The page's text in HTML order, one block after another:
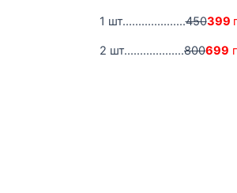
1 шт....................450399
2 шт...................800699